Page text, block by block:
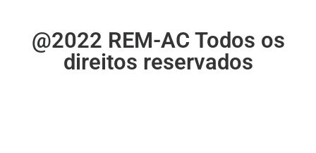
@2022 REM-AC Todos os
direitos reservados